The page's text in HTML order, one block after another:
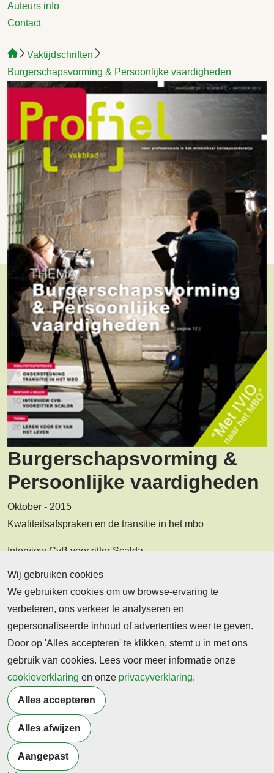
Auteurs info
Contact
Vaktijdschriften
Burgerschapsvorming & Persoonlijke vaardigheden
Burgerschapsvorming &
Persoonlijke vaardigheden
Oktober - 2015
Kwaliteitsafspraken en de transitie in het mbo
Interview CvB voorzitter Scalda
De waardering van binnenuit
Deze editie lezen
Bekijk recente
edities
THEMA
Leiderschap
& Innovatie
THEMA
Beroepsonderwijs&burgerschap
Wij gebruiken cookies
We gebruiken cookies om uw browse-ervaring te
verbeteren, ons verkeer te analyseren en
gepersonaliseerde inhoud of advertenties weer te geven.
Door op 'Alles accepteren' te klikken, stemt u in met ons
gebruik van cookies. Lees voor meer informatie onze
cookieverklaring en onze privacyverklaring.
Alles accepteren
Alles afwijzen
Aangepast